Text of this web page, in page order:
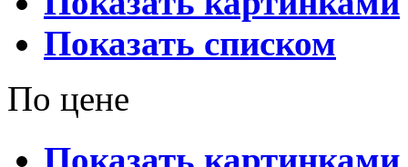
Показать списком
По цене